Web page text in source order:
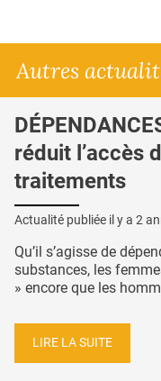
Autres
réduit l’accès
traitements
Actualité publiée il y a 2
Qu’il s’agisse de
substances, les
» encore que les
LIRE LA SUITE